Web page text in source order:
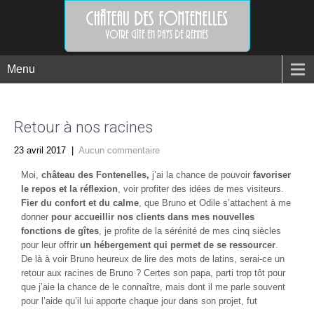
Menu
Retour à nos racines
23 avril 2017 Aucun commentaire
Moi, château des Fontenelles, j’ai la chance de pouvoir favoriser
le repos et la réflexion, voir profiter des idées de mes visiteurs.
Fier du confort et du calme, que Bruno et Odile s’attachent à me
donner pour accueillir nos clients dans mes nouvelles
fonctions de gîtes, je profite de la sérénité de mes cinq siècles
pour leur offrir un hébergement qui permet de se ressourcer.
De là à voir Bruno heureux de lire des mots de latins, serai-ce un
retour aux racines de Bruno ? Certes son papa, parti trop tôt pour
que j’aie la chance de le connaître, mais dont il me parle souvent
pour l’aide qu’il lui apporte chaque jour dans son projet, fut